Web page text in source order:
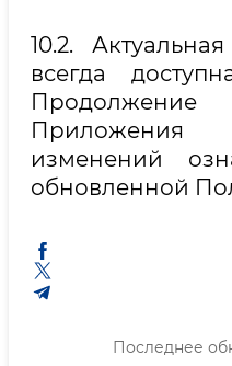
10.2.
всегда
Приложения
изменений
обновленной
Последнее